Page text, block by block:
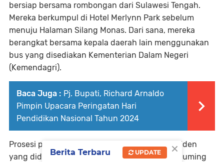
bersiap bersama rombongan dari Sulawesi Tengah.
Mereka berkumpul di Hotel Merlynn Park sebelum
menuju Halaman Silang Monas. Dari sana, mereka
berangkat bersama kepala daerah lain menggunakan
bus yang disediakan Kementerian Dalam Negeri
(Kemendagri).
Baca Juga : Pj. Bupati, Richard Arnaldo
Pimpin Upacara Peringatan Hari
Pendidikan Nasional Tahun 2024
Prosesi pelantikan berlangsung khidmat. Presiden
yang didampingi Wakil Presiden, Gibran Rakabuming
×
Berita Terbaru UPDATE